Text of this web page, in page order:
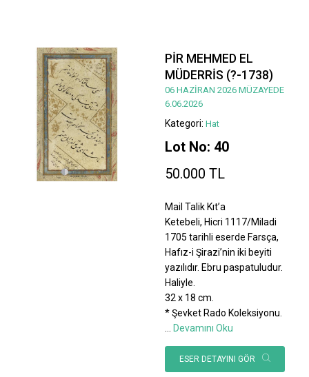
PİR MEHMED EL
MÜDERRİS (?-1738)
06 HAZİRAN 2026 MÜZAYEDE
6.06.2026
Kategori: Hat
Lot No: 40
50.000 TL
Mail Talik Kıt’a
Ketebeli, Hicri 1117/Miladi
1705 tarihli eserde Farsça,
Hafız-i Şirazi’nin iki beyiti
yazılıdır. Ebru paspatuludur.
Haliyle.
32 x 18 cm.
* Şevket Rado Koleksiyonu.
Devamını Oku
ESER DETAYINI GÖR